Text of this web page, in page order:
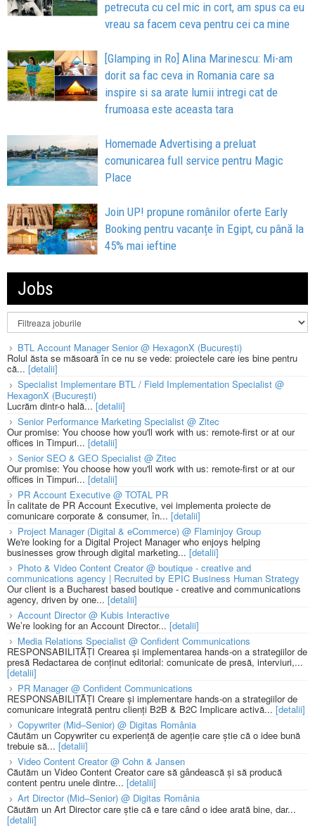
petrecuta cu cel mic in cort, am spus ca eu
vreau sa facem ceva pentru cei ca mine
[Glamping in Ro] Alina Marinescu: Mi-am
dorit sa fac ceva in Romania care sa
inspire si sa arate lumii intregi cat de
frumoasa este aceasta tara
Homemade Advertising a preluat
comunicarea full service pentru Magic
Place
Join UP! propune românilor oferte Early
Booking pentru vacanțe în Egipt, cu până la
45% mai ieftine
Jobs
BTL Account Manager Senior @ HexagonX (București)
Rolul ăsta se măsoară în ce nu se vede: proiectele care ies bine pentru
că... [detalii]
Specialist Implementare BTL / Field Implementation Specialist @
HexagonX (București)
Lucrăm dintr-o hală...[detalii]
Senior Performance Marketing Specialist @ Zitec
Our promise: You choose how you'll work with us: remote-first or at our
offices in Timpuri... [detalii]
Senior SEO & GEO Specialist @ Zitec
Our promise: You choose how you'll work with us: remote-first or at our
offices in Timpuri... [detalii]
PR Account Executive @ TOTAL PR
În calitate de PR Account Executive, vei implementa proiecte de
comunicare corporate & consumer, în... [detalii]
Project Manager (Digital & eCommerce) @ Flaminjoy Group
We're looking for a Digital Project Manager who enjoys helping
businesses grow through digital marketing... [detalii]
Photo & Video Content Creator @ boutique - creative and
communications agency | Recruited by EPIC Business Human Strategy
Our client is a Bucharest based boutique - creative and communications
agency, driven by one... [detalii]
Account Director @ Kubis Interactive
We’re looking for an Account Director... [detalii]
Media Relations Specialist @ Confident Communications
RESPONSABILITĂȚI Crearea și implementarea hands-on a strategiilor de
presă Redactarea de conținut editorial: comunicate de presă, interviuri,...
[detalii]
PR Manager @ Confident Communications
RESPONSABILITĂȚI Creare și implementare hands-on a strategiilor de
comunicare integrată pentru clienți B2B & B2C Implicare activă... [detalii]
Copywriter (Mid–Senior) @ Digitas România
Căutăm un Copywriter cu experiență de agenție care știe că o idee bună
trebuie să... [detalii]
Video Content Creator @ Cohn & Jansen
Căutăm un Video Content Creator care să gândească și să producă
content pentru unele dintre... [detalii]
Art Director (Mid–Senior) @ Digitas România
Căutăm un Art Director care știe că e tare când o idee arată bine, dar...
[detalii]